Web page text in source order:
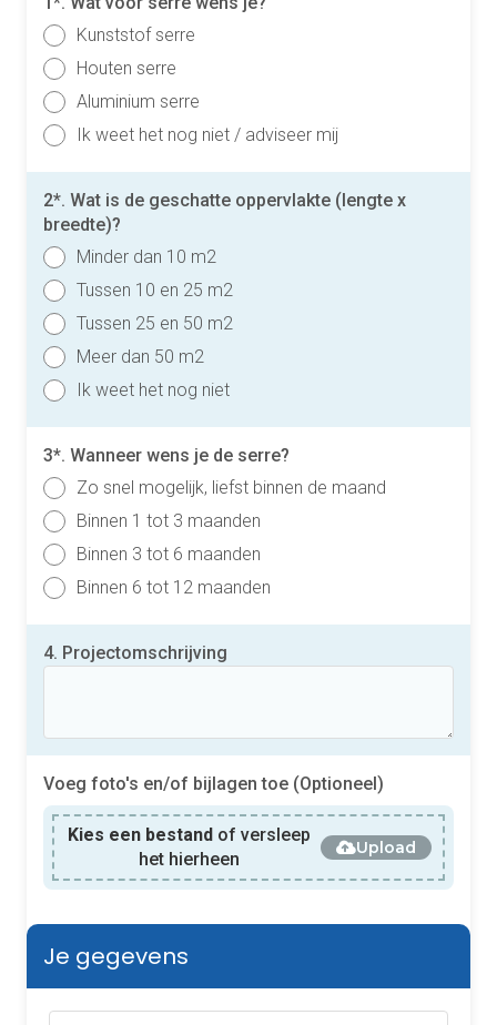
Kunststof serre
Houten serre
Aluminium serre
Ik weet het nog niet / adviseer mij
2*. Wat is de geschatte oppervlakte (lengte x
breedte)?
Minder dan 10 m2
Tussen 10 en 25 m2
Tussen 25 en 50 m2
Meer dan 50 m2
Ik weet het nog niet
3*. Wanneer wens je de serre?
Zo snel mogelijk, liefst binnen de maand
Binnen 1 tot 3 maanden
Binnen 3 tot 6 maanden
Binnen 6 tot 12 maanden
4. Projectomschrijving
Voeg foto's en/of bijlagen toe (Optioneel)
Kies een bestand of versleep
het hierheen
Upload
Je gegevens